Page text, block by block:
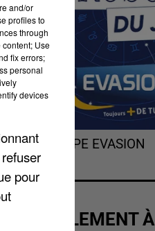
L'HOROSCOPE EVASION
ACTUELLEMENT À
and/or
profiles to
through
Use
fix errors;
personal
devices
pour